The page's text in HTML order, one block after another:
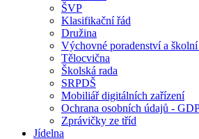
ŠVP
Klasifikační řád
Družina
Výchovné poradenství a
Tělocvična
Školská rada
SRPDŠ
Mobiliář digitálních zařízení
Ochrana osobních údajů -
Zprávičky ze tříd
Jídelna